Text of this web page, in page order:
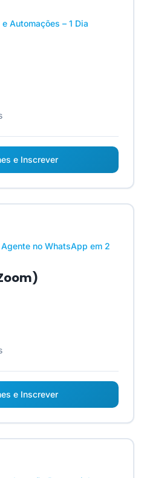
Automações – 1 Dia
e Inscrever
no WhatsApp em 2
e Inscrever